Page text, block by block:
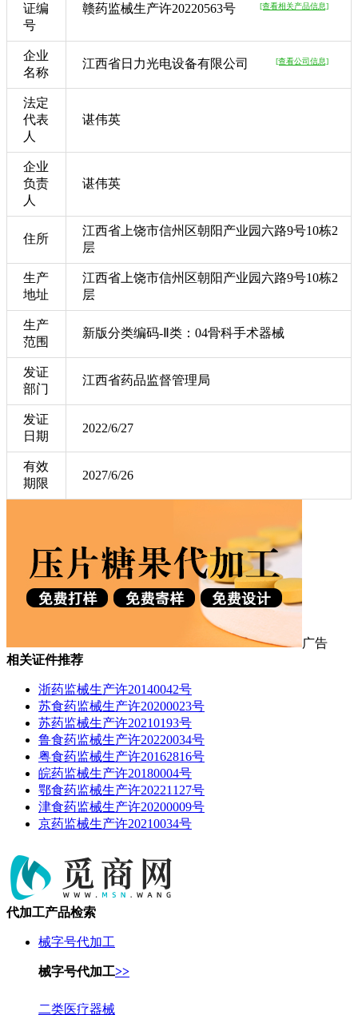
证编
号
赣药监械生产许20220563号 [查看相关产品信息]
企业
名称
江西省日力光电设备有限公司 [查看公司信息]
法定
代表
人
谌伟英
企业
负责
人
谌伟英
住所
江西省上饶市信州区朝阳产业园六路9号10栋2
层
生产
地址
江西省上饶市信州区朝阳产业园六路9号10栋2
层
生产
范围
新版分类编码-Ⅱ类：04骨科手术器械
发证
部门
江西省药品监督管理局
发证
日期
2022/6/27
有效
期限
2027/6/26
广告
相关证件推荐
浙药监械生产许20140042号
苏食药监械生产许20200023号
苏药监械生产许20210193号
鲁食药监械生产许20220034号
粤食药监械生产许20162816号
皖药监械生产许20180004号
鄂食药监械生产许20221127号
津食药监械生产许20200009号
京药监械生产许20210034号
代加工产品检索
械字号代加工
械字号代加工>>
二类医疗器械